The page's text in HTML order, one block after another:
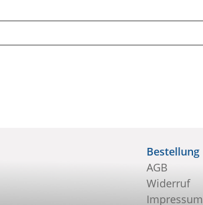
Bestellung
AGB
Widerruf
Impressum